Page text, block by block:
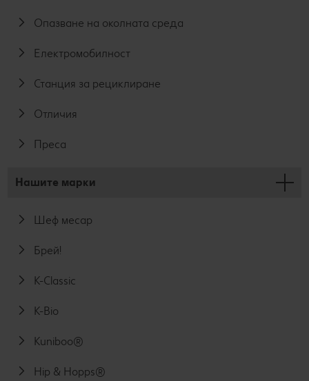
Опазване на околната среда
Електромобилност
Станция за рециклиране
Отличия
Преса
Нашите марки
Шеф месар
Брей!
K-Classic
K-Bio
Kuniboo®
Hip & Hopps®